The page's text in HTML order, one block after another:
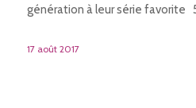
génération à leur série favorite
17 août 2017